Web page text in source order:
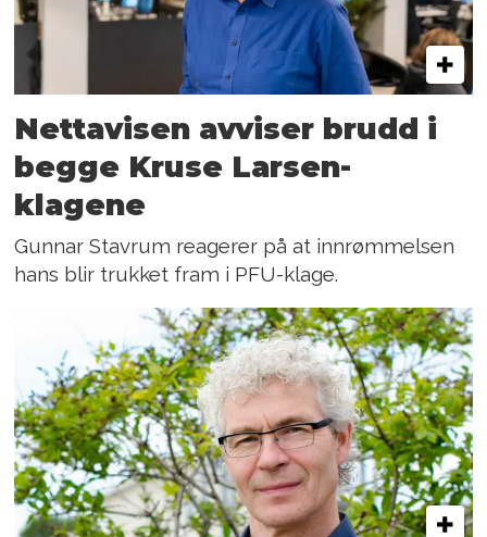
Nettavisen avviser brudd i
begge Kruse Larsen-
klagene
Gunnar Stavrum reagerer på at innrømmelsen
hans blir trukket fram i PFU-klage.